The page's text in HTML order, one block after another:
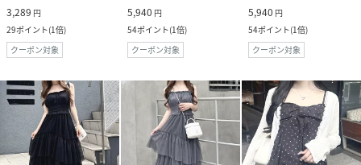
3,289 円
29ポイント(1倍)
クーポン対象
5,940 円
54ポイント(1倍)
クーポン対象
5,940 円
54ポイント(1倍)
クーポン対象